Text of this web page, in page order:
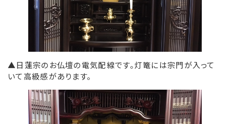
▲日蓮宗のお仏壇の電気配線です。灯篭には宗門が入って
いて高級感があります。